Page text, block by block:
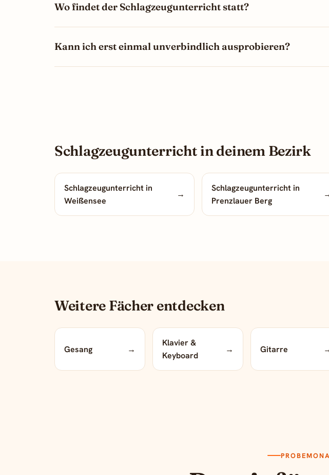
Wo findet der Schlagzeugunterricht statt?
Kann ich erst einmal unverbindlich ausprobieren?
Schlagzeugunterricht in deinem Bezirk
Schlagzeugunterricht in
Weißensee
→
Schlagzeugunterricht in
Prenzlauer Berg
Weitere Fächer entdecken
Gesang →
Klavier &
Keyboard
→ Gitarre